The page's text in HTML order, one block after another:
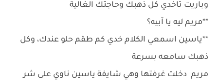
وباريت تاخدي كل ذهبك وحاجتك الغالية
**مريم ليه يا آبيه؟
**ياسين اسمعي الكلام خدي كم طقم حلو عندك، وكل
ذهبك سامعه بسرعة
مريم دخلت غرفتها وهي شايفة ياسين ناوي على شر